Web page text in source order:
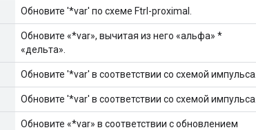
Обновите '*var' по схеме Ftrl-proximal.
Обновите «*var», вычитая из него «альфа» *
«дельта».
Обновите '*var' в соответствии со схемой импульса.
Обновите '*var' в соответствии со схемой импульса.
Обновите «*var» в соответствии с обновлением